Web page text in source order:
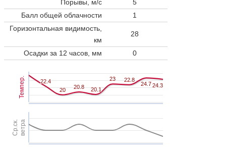
Порывы, м/с
5
Балл общей облачности
1
Горизонтальная видимость,
км
28
Осадки за 12 часов, мм 0
Темпер.
Ср.ск.ветра
22.4
22.4
20
20 20.8
20.8 20.1
20.1
23
23 22.8
22.8
24.7
24.7 24.3
24.3